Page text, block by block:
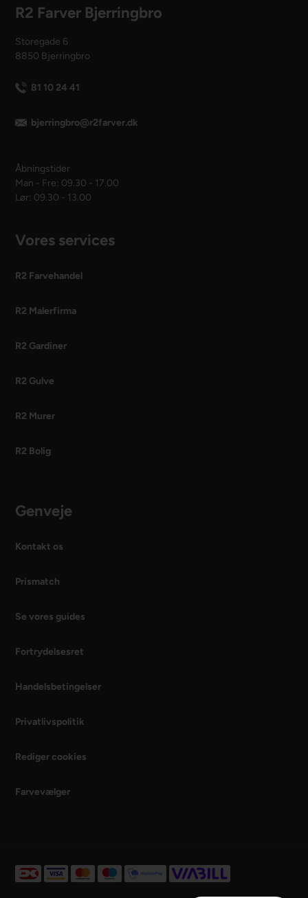
R2 Farver Bjerringbro
Storegade 6
8850 Bjerringbro
81 10 24 41
bjerringbro@r2farver.dk
Åbningstider
Man - Fre: 09.30 - 17.00
Lør: 09.30 - 13.00
Vores services
R2 Farvehandel
R2 Malerfirma
R2 Gardiner
R2 Gulve
R2 Murer
R2 Bolig
Genveje
Kontakt os
Prismatch
Se vores guides
Fortrydelsesret
Handelsbetingelser
Privatlivspolitik
Rediger cookies
Farvevælger